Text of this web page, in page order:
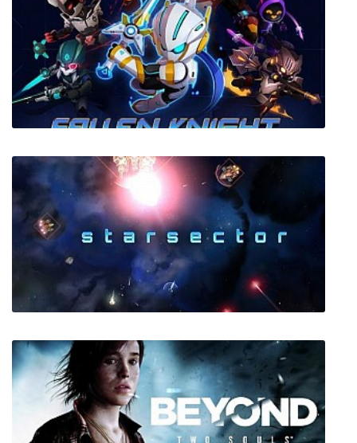
HELLFRONT HONEYMOON
Fallen Knight